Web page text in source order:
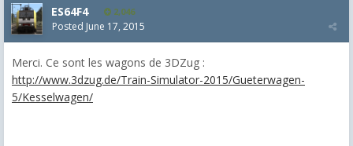
ES64F4 2,046
Posted June 17, 2015
Merci. Ce sont les wagons de 3DZug :
http://www.3dzug.de/Train-Simulator-2015/Gueterwagen-
5/Kesselwagen/